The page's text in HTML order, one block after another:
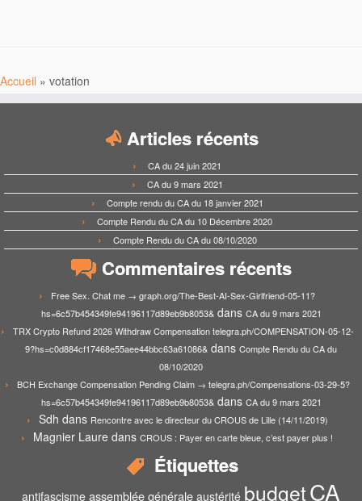
Accueil » votation
Articles récents
CA du 24 juin 2021
CA du 9 mars 2021
Compte rendu du CA du 18 janvier 2021
Compte Rendu du CA du 10 Décembre 2020
Compte Rendu du CA du 08/10/2020
Commentaires récents
Free Sex. Chat me → graph.org/The-Best-AI-Sex-Girlfriend-05-11?
hs=6c57b454349fe94196117d89eb9b8053&dans CA du 9 mars 2021
TRX Crypto Refund 2026 Withdraw Compensation telegra.ph/COMPENSATION-05-12-
9?hs=c0d884cf17468e55aee44bbc63a61086& dans Compte Rendu du CA du
08/10/2020
BCH Exchange Compensation Pending Claim → telegra.ph/Compensations-03-29-5?
hs=6c57b454349fe94196117d89eb9b8053&dans CA du 9 mars 2021
Sdh dans Rencontre avec le directeur du CROUS de Lille (14/11/2019)
Magnier Laure dans CROUS : Payer en carte bleue, c’est payer plus !
Étiquettes
antifascisme assemblée générale austérité budgetCA